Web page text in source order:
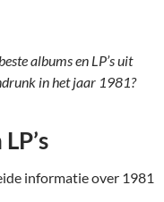
albums en LP’s uit
in het jaar 1981?
informatie over 1981